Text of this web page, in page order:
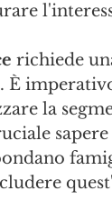
richiede
È
la